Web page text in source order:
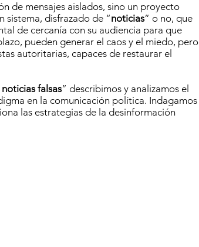
de mensajes aislados, sino un proyecto
disfrazado de “noticias” o no, que
de cercanía con su audiencia para que
pueden generar el caos y el miedo, pero
autoritarias, capaces de restaurar el
falsas” describimos y analizamos el
en la comunicación política. Indagamos
las estrategias de la desinformación